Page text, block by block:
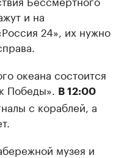
и на
24», их нужно
океана состоится
Победы».
В 12:00
с кораблей, а
музея и